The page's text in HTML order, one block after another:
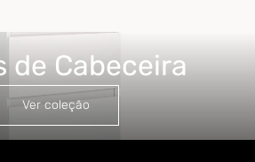
de Cabeceira
Ver coleção